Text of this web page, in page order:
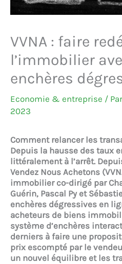
VVNA : faire
l’immobilier
enchères
Economie & entreprise / Par
2023
Comment relancer les
Depuis la hausse des taux
littéralement à l’arrêt.
Vendez Nous Achetons
immobilier co-dirigé par
Guérin, Pascal Py et
enchères dégressives en
acheteurs de biens
système d’enchères
derniers à faire une
prix escompté par le
un nouvel équilibre et les